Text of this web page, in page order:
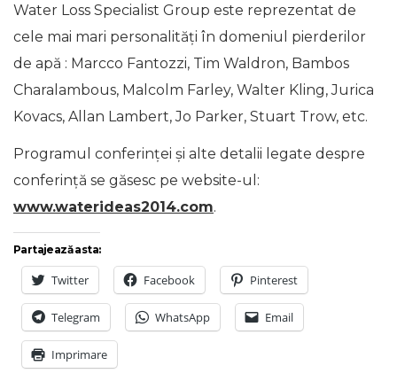
Water Loss Specialist Group este reprezentat de
cele mai mari personalităţi în domeniul pierderilor
de apă : Marcco Fantozzi, Tim Waldron, Bambos
Charalambous, Malcolm Farley, Walter Kling, Jurica
Kovacs, Allan Lambert, Jo Parker, Stuart Trow, etc.
Programul conferinţei şi alte detalii legate despre
conferinţă se găsesc pe website-ul:
www.waterideas2014.com.
Partajează asta:
Twitter Facebook Pinterest
Telegram WhatsApp Email
Imprimare